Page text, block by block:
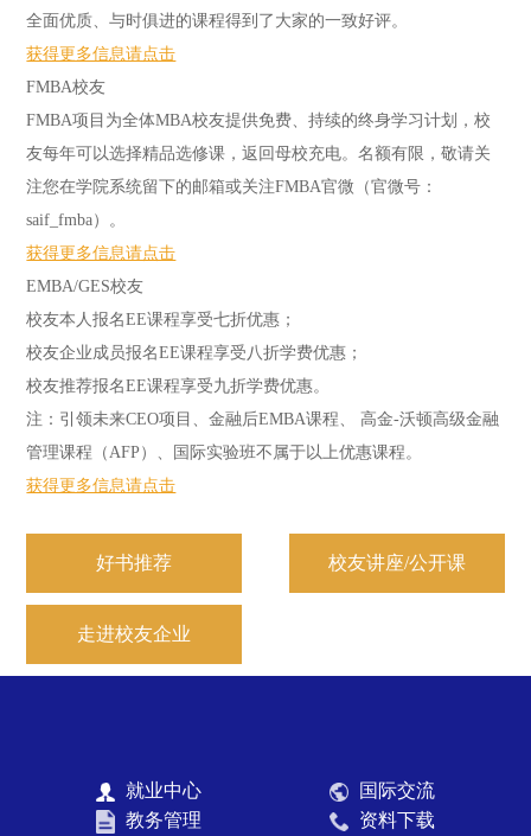
全面优质、与时俱进的课程得到了大家的一致好评。
获得更多信息请点击
FMBA校友
FMBA项目为全体MBA校友提供免费、持续的终身学习计划，校
友每年可以选择精品选修课，返回母校充电。名额有限，敬请关
注您在学院系统留下的邮箱或关注FMBA官微（官微号：
saif_fmba）。
获得更多信息请点击
EMBA/GES校友
校友本人报名EE课程享受七折优惠；
校友企业成员报名EE课程享受八折学费优惠；
校友推荐报名EE课程享受九折学费优惠。
注：引领未来CEO项目、金融后EMBA课程、 高金-沃顿高级金融
管理课程（AFP）、国际实验班不属于以上优惠课程。
获得更多信息请点击
好书推荐 校友讲座/公开课
走进校友企业
就业中心
国际交流
教务管理
资料下载